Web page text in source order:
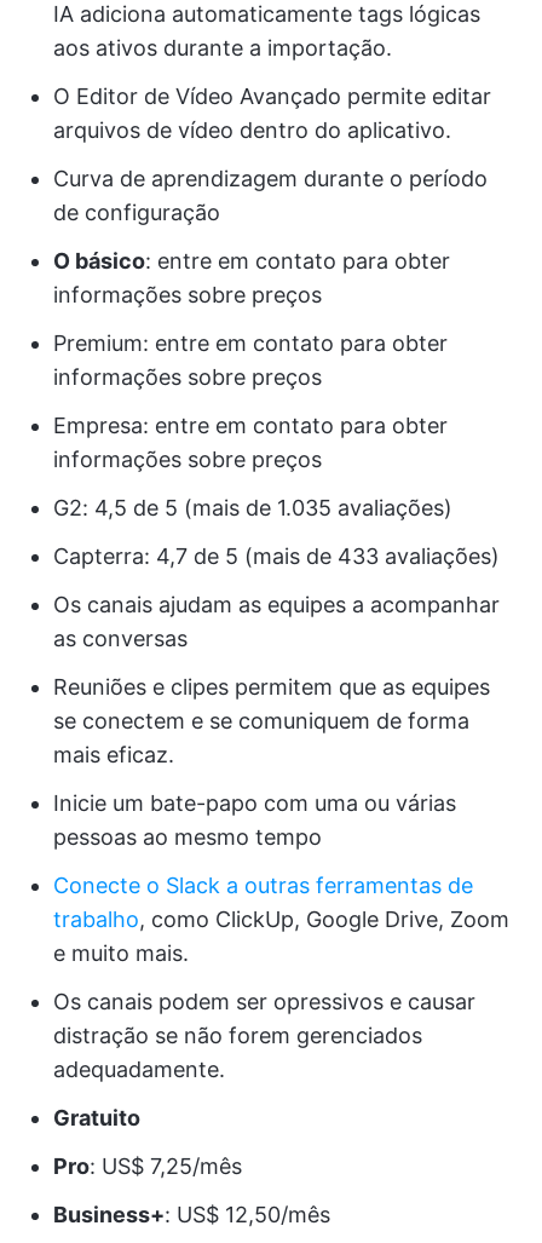
IA adiciona automaticamente tags lógicas
aos ativos durante a importação.
O Editor de Vídeo Avançado permite editar
arquivos de vídeo dentro do aplicativo.
Curva de aprendizagem durante o período
de configuração
O básico: entre em contato para obter
informações sobre preços
Premium: entre em contato para obter
informações sobre preços
Empresa: entre em contato para obter
informações sobre preços
G2: 4,5 de 5 (mais de 1.035 avaliações)
Capterra: 4,7 de 5 (mais de 433 avaliações)
Os canais ajudam as equipes a acompanhar
as conversas
Reuniões e clipes permitem que as equipes
se conectem e se comuniquem de forma
mais eficaz.
Inicie um bate-papo com uma ou várias
pessoas ao mesmo tempo
Conecte o Slack a outras ferramentas de
trabalho, como ClickUp, Google Drive, Zoom
e muito mais.
Os canais podem ser opressivos e causar
distração se não forem gerenciados
adequadamente.
Gratuito
Pro: US$ 7,25/mês
Business+: US$ 12,50/mês